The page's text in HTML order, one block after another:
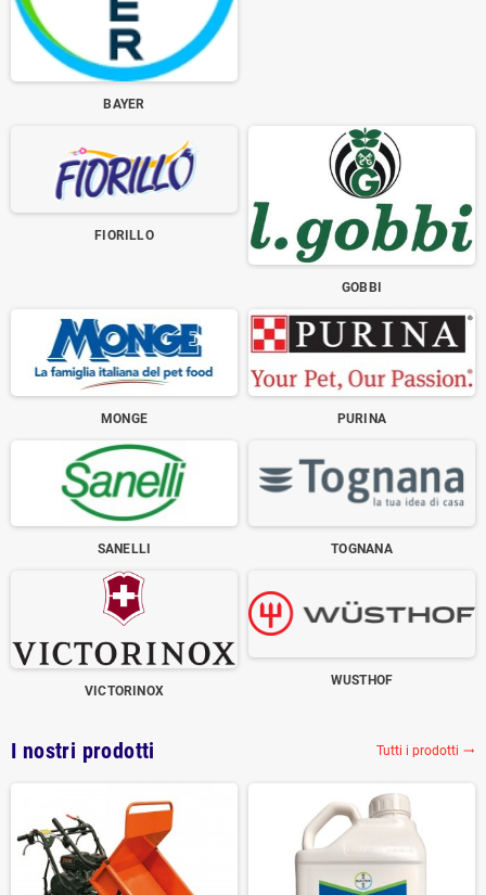
BAYER
FIORILLO
GOBBI
MONGE PURINA
SANELLI TOGNANA
VICTORINOX
WUSTHOF
I nostri prodotti Tutti i prodotti trending_flat